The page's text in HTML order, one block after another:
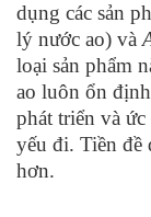
dụng các sản
lý nước ao) và
loại sản phẩm
ao luôn ổn
phát triển và
yếu đi. Tiền đề
hơn.